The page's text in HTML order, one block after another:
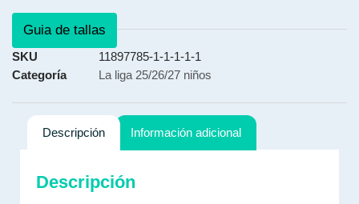
Guia de tallas
SKU
11897785-1-1-1-1-1
Categoría
La liga 25/26/27 niños
Descripción Información adicional
Descripción